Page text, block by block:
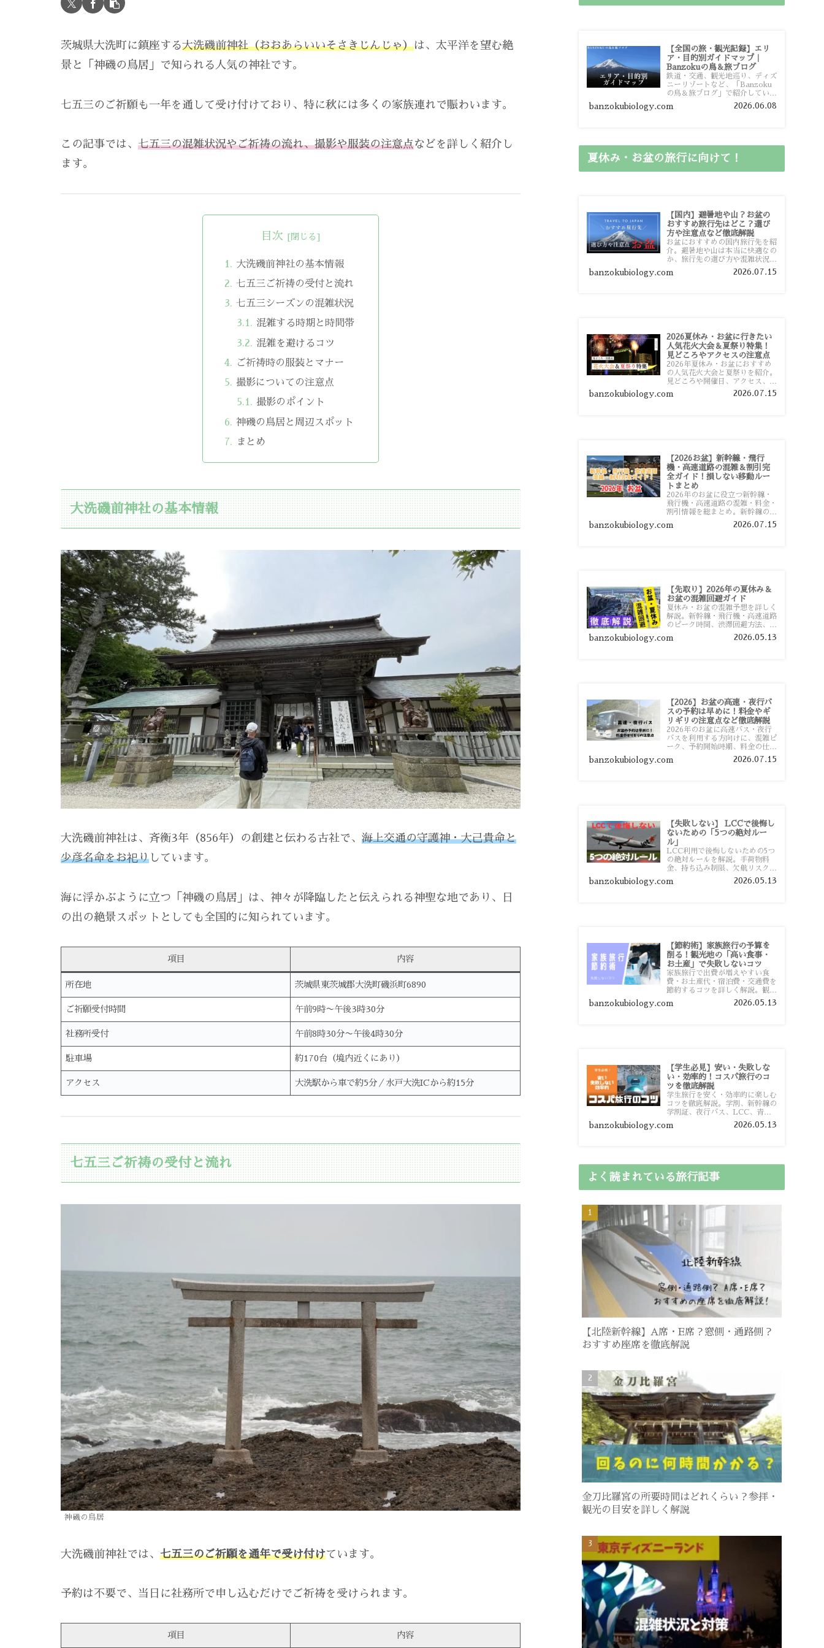
茨城県大洗町に鎮座する大洗磯前神社（おおあらいいそさきじんじゃ）は、太平洋を望む絶
景と「神磯の鳥居」で知られる人気の神社です。
七五三のご祈願も一年を通して受け付けており、特に秋には多くの家族連れで賑わいます。
この記事では、 七五三の混雑状況やご祈祷の流れ、撮影や服装の注意点などを詳しく紹介し
ます。
目次
大洗磯前神社の基本情報
七五三ご祈祷の受付と流れ
七五三シーズンの混雑状況
混雑する時期と時間帯
混雑を避けるコツ
ご祈祷時の服装とマナー
撮影についての注意点
撮影のポイント
神磯の鳥居と周辺スポット
まとめ
大洗磯前神社の基本情報
大洗磯前神社は、斉衡3年（856年）の創建と伝わる古社で、 海上交通の守護神・大己貴命と
少彦名命をお祀り しています。
海に浮かぶように立つ「神磯の鳥居」は、神々が降臨したと伝えられる神聖な地であり、日
の出の絶景スポットとしても全国的に知られています。
項目 内容
所在地 茨城県東茨城郡大洗町磯浜町6890
ご祈願受付時間 午前9時〜午後3時30分
社務所受付 午前8時30分〜午後4時30分
駐車場 約170台（境内近くにあり）
アクセス 大洗駅から車で約5分／水戸大洗ICから約15分
七五三ご祈祷の受付と流れ
神磯の鳥居
大洗磯前神社では、 七五三のご祈願を通年で受け付けています。
予約は不要で、当日に社務所で申し込むだけでご祈祷を受けられます。
項目 内容
【全国の旅・観光記録】エリ
ア・目的別ガイドマップ｜
Banzokuの鳥＆旅ブログ
鉄道・交通、観光地巡り、ディズ
ニーリゾートなど、「Banzoku
の鳥＆旅ブログ」で紹介している
全国の旅行・観光記録をエリアや
目的別に整理しました。あなたが
banzokubiology.com 2026.06.08
夏休み・お盆の旅行に向けて！
【国内】避暑地や山？お盆の
おすすめ旅行先はどこ？選び
方や注意点など徹底解説
お盆におすすめの国内旅行先を紹
介。避暑地や山は本当に快適なの
か、旅行先の選び方や混雑状況、
注意点、比較的混雑を避けやすい
おすすめスポットまで旅行前に役
banzokubiology.com 2026.07.15
2026夏休み・お盆に行きたい
人気花火大会＆夏祭り特集！
見どころやアクセスの注意点
2026年夏休み・お盆におすすめ
の人気花火大会と夏祭りを紹介。
見どころや開催日、アクセス、混
雑対策、旅行前に知っておきたい
注意点をわかりやすく解説しま
banzokubiology.com 2026.07.15
【2026お盆】新幹線・飛行
機・高速道路の混雑＆割引完
全ガイド！損しない移動ルー
トまとめ
2026年のお盆に役立つ新幹線・
飛行機・高速道路の混雑・料金・
割引情報を総まとめ。新幹線の予
約や最繁忙期料金、飛行機を安く
予約するコツ、高速道路の休日割
banzokubiology.com 2026.07.15
【先取り】2026年の夏休み＆
お盆の混雑回避ガイド
夏休み・お盆の混雑予想を詳しく
解説。新幹線・飛行機・高速道路
のピーク時間、渋滞回避方法、混
雑しやすい観光地、交通手段別の
特徴まで旅行者向けに分かりやす
banzokubiology.com 2026.05.13
【2026】お盆の高速・夜行バ
スの予約は早めに！料金やギ
リギリの注意点など徹底解説
2026年のお盆に高速バス・夜行
バスを利用する方向けに、混雑ピ
ーク、予約開始時期、料金の仕組
み、キャンセル待ちのコツ、直前
予約の注意点まで詳しく解説しま
banzokubiology.com 2026.07.15
【失敗しない】 LCCで後悔し
ないための「5つの絶対ルー
ル」
LCC利用で後悔しないための5つ
の絶対ルールを解説。手荷物料
金、持ち込み制限、欠航リスク、
時間厳守など、格安航空会社を利
用する前に知っておきたい注意点
banzokubiology.com 2026.05.13
【節約術】家族旅行の予算を
削る！観光地の「高い食事・
お土産」で失敗しないコツ
家族旅行で出費が増えやすい食
費・お土産代・宿泊費・交通費を
節約するコツを詳しく解説。観光
地価格を避ける方法や、早割・ス
ーパー活用術、予算管理のポイン
banzokubiology.com 2026.05.13
【学生必見】安い・失敗しな
い・効率的！コスパ旅行のコ
ツを徹底解説
学生旅行を安く・効率的に楽しむ
コツを徹底解説。学割、新幹線の
学割証、夜行バス、LCC、青春
18きっぷ、レンタカー割り勘な
ど、学生向けの節約旅行術を詳し
banzokubiology.com 2026.05.13
よく読まれている旅行記事
【北陸新幹線】A席・E席？窓側・通路側？
おすすめ座席を徹底解説
金刀比羅宮の所要時間はどれくらい？参拝・
観光の目安を詳しく解説